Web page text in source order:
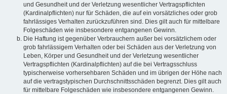
und Gesundheit und der Verletzung wesentlicher Vertragspflichten
(Kardinalpflichten) nur für Schäden, die auf ein vorsätzliches oder grob
fahrlässiges Verhalten zurückzuführen sind. Dies gilt auch für mittelbare
Folgeschäden wie insbesondere entgangenen Gewinn.
Die Haftung ist gegenüber Verbrauchern außer bei vorsätzlichem oder
grob fahrlässigem Verhalten oder bei Schäden aus der Verletzung von
Leben, Körper und Gesundheit und der Verletzung wesentlicher
Vertragspflichten (Kardinalpflichten) auf die bei Vertragsschluss
typischerweise vorhersehbaren Schäden und im übrigen der Höhe nach
auf die vertragstypischen Durchschnittsschäden begrenzt. Dies gilt auch
für mittelbare Folgeschäden wie insbesondere entgangenen Gewinn.